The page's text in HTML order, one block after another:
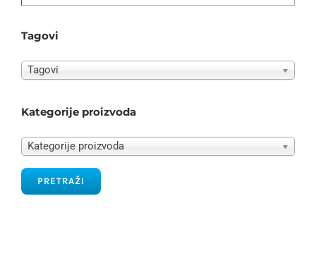
Tagovi
Tagovi
Kategorije proizvoda
Kategorije proizvoda
PRETRAŽI